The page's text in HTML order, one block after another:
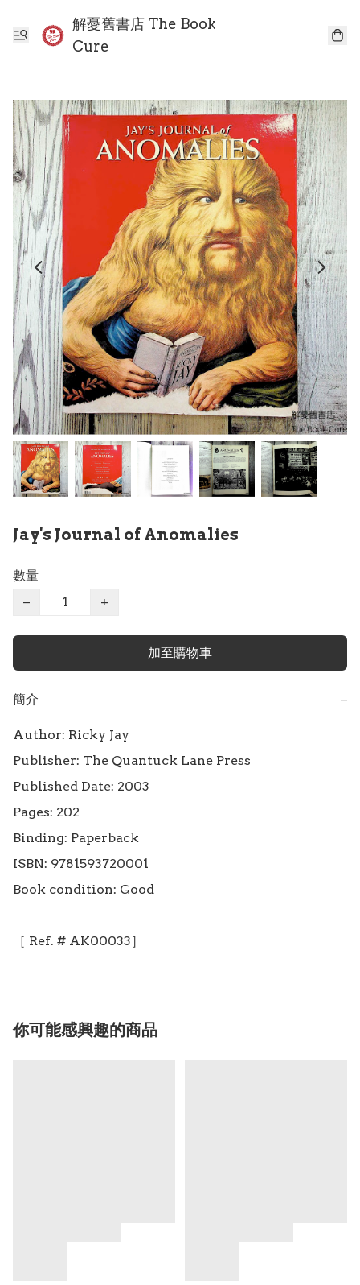
解憂舊書店 The Book
Cure
Jay's Journal of Anomalies
數量
−
+
加至購物車
簡介 −
Author: Ricky Jay
Publisher: The Quantuck Lane Press
Published Date: 2003
Pages: 202
Binding: Paperback
ISBN: 9781593720001
Book condition: Good
你可能感興趣的商品